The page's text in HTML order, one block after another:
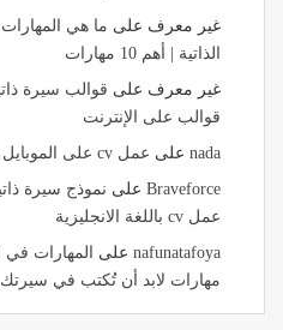
غير معرف على ما هي
الذاتية | أهم 10 مهارات
غير معرف على
قوالب على الإنترنت
nada على عمل cv على الموبايل : تطبيق خرافي ومجاني
Braveforce على نموذج سيرة
عمل cv باللغة الانجليزية
nafunatafoya على
المهارات في
مهارات لابد أن تُكتب في سيرتك